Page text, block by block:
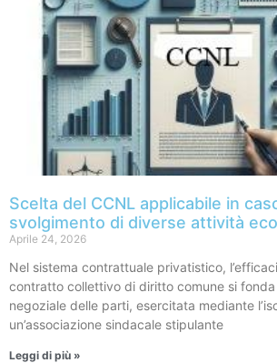
Scelta del CCNL applicabile in
svolgimento di diverse attività
Aprile 24, 2026
Nel sistema contrattuale privatistico,
contratto collettivo di diritto comune si fonda
negoziale delle parti, esercitata mediante
un’associazione sindacale stipulante
Leggi di più »